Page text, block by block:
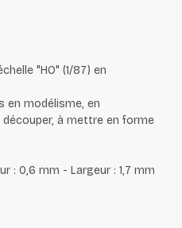
"HO" (1/87) en
en modélisme, en
à mettre en forme
: 0,6 mm - Largeur : 1,7 mm